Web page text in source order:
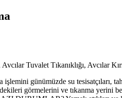
işlemini günümüzde su
görmelerini ve tıkanma